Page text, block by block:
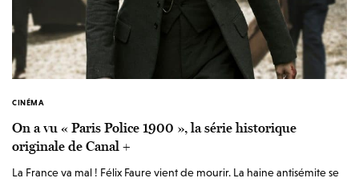
CINÉMA
On a vu « Paris Police 1900 », la série historique
originale de Canal +
La France va mal ! Félix Faure vient de mourir. La haine antisémite se